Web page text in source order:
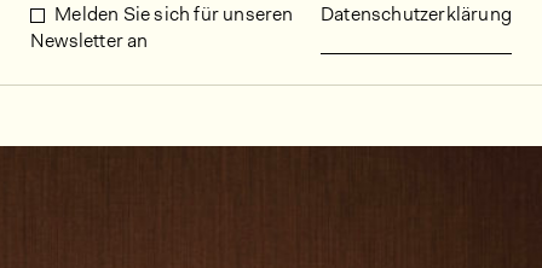
Melden Sie sich für unseren
Newsletter an
Datenschutzerklärung